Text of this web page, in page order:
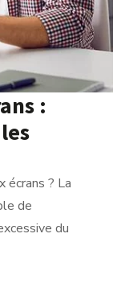
:
écrans ? La
de
du